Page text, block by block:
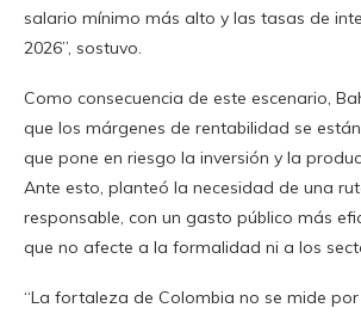
salario mínimo más alto y las tasas de
2026”, sostuvo.
Como consecuencia de este escenario,
que los márgenes de rentabilidad se
que pone en riesgo la inversión y la
Ante esto, planteó la necesidad de una
responsable, con un gasto público más
que no afecte a la formalidad ni a los
“La fortaleza de Colombia no se mide